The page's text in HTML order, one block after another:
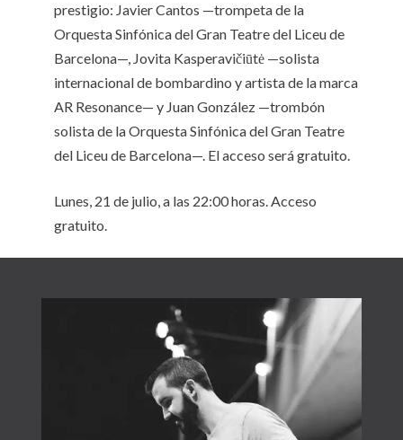
prestigio: Javier Cantos —trompeta de la
Orquesta Sinfónica del Gran Teatre del Liceu de
Barcelona—, Jovita Kasperavičiūtė —solista
internacional de bombardino y artista de la marca
AR Resonance— y Juan González —trombón
solista de la Orquesta Sinfónica del Gran Teatre
del Liceu de Barcelona—. El acceso será gratuito.
Lunes, 21 de julio, a las 22:00 horas. Acceso
gratuito.